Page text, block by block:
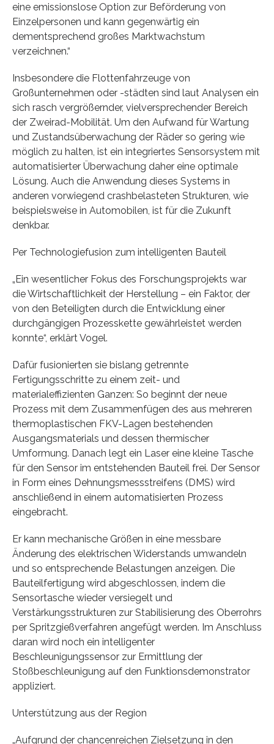
eine emissionslose Option zur Beförderung von
Einzelpersonen und kann gegenwärtig ein
dementsprechend großes Marktwachstum
verzeichnen.“
Insbesondere die Flottenfahrzeuge von
Großunternehmen oder -städten sind laut Analysen ein
sich rasch vergrößernder, vielversprechender Bereich
der Zweirad-Mobilität. Um den Aufwand für Wartung
und Zustandsüberwachung der Räder so gering wie
möglich zu halten, ist ein integriertes Sensorsystem mit
automatisierter Überwachung daher eine optimale
Lösung. Auch die Anwendung dieses Systems in
anderen vorwiegend crashbelasteten Strukturen, wie
beispielsweise in Automobilen, ist für die Zukunft
denkbar.
Per Technologiefusion zum intelligenten Bauteil
„Ein wesentlicher Fokus des Forschungsprojekts war
die Wirtschaftlichkeit der Herstellung – ein Faktor, der
von den Beteiligten durch die Entwicklung einer
durchgängigen Prozesskette gewährleistet werden
konnte“, erklärt Vogel.
Dafür fusionierten sie bislang getrennte
Fertigungsschritte zu einem zeit- und
materialeffizienten Ganzen: So beginnt der neue
Prozess mit dem Zusammenfügen des aus mehreren
thermoplastischen FKV-Lagen bestehenden
Ausgangsmaterials und dessen thermischer
Umformung. Danach legt ein Laser eine kleine Tasche
für den Sensor im entstehenden Bauteil frei. Der Sensor
in Form eines Dehnungsmessstreifens (DMS) wird
anschließend in einem automatisierten Prozess
eingebracht.
Er kann mechanische Größen in eine messbare
Änderung des elektrischen Widerstands umwandeln
und so entsprechende Belastungen anzeigen. Die
Bauteilfertigung wird abgeschlossen, indem die
Sensortasche wieder versiegelt und
Verstärkungsstrukturen zur Stabilisierung des Oberrohrs
per Spritzgießverfahren angefügt werden. Im Anschluss
daran wird noch ein intelligenter
Beschleunigungssensor zur Ermittlung der
Stoßbeschleunigung auf den Funktionsdemonstrator
appliziert.
Unterstützung aus der Region
„Aufgrund der chancenreichen Zielsetzung in den